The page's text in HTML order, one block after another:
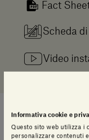
Informativa cookie e
Questo sito web utilizza i
personalizzare contenuti
Fact
Scheda di
Video